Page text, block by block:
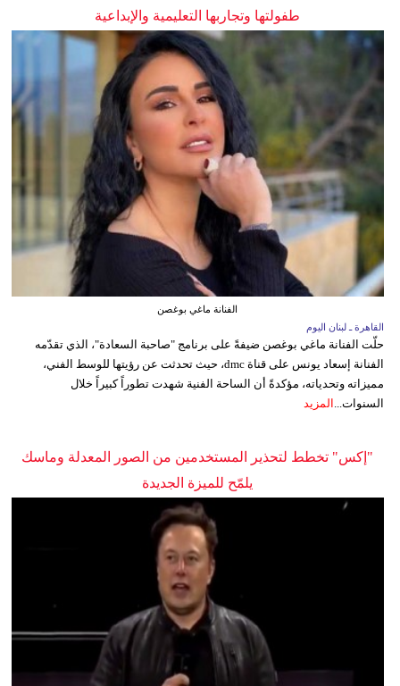
طفولتها وتجاربها التعليمية والإبداعية
الفنانة ماغي بوغصن
القاهرة ـ لبنان اليوم
حلّت الفنانة ماغي بوغصن ضيفةً على برنامج "صاحبة السعادة"، الذي تقدّمه
الفنانة إسعاد يونس على قناة dmc، حيث تحدثت عن رؤيتها للوسط الفني،
مميزاته وتحدياته، مؤكدةً أن الساحة الفنية شهدت تطوراً كبيراً خلال
السنوات...
المزيد
"إكس" تخطط لتحذير المستخدمين من الصور المعدلة وماسك
يلمّح للميزة الجديدة